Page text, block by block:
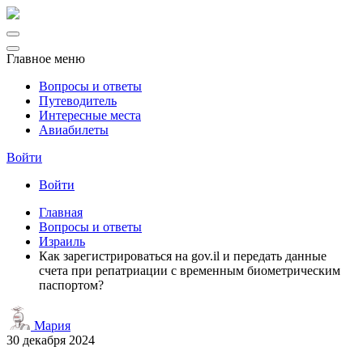
Главное меню
Вопросы и ответы
Путеводитель
Интересные места
Авиабилеты
Войти
Войти
Главная
Вопросы и ответы
Израиль
Как зарегистрироваться на gov.il и передать данные
счета при репатриации с временным биометрическим
паспортом?
Мария
30 декабря 2024